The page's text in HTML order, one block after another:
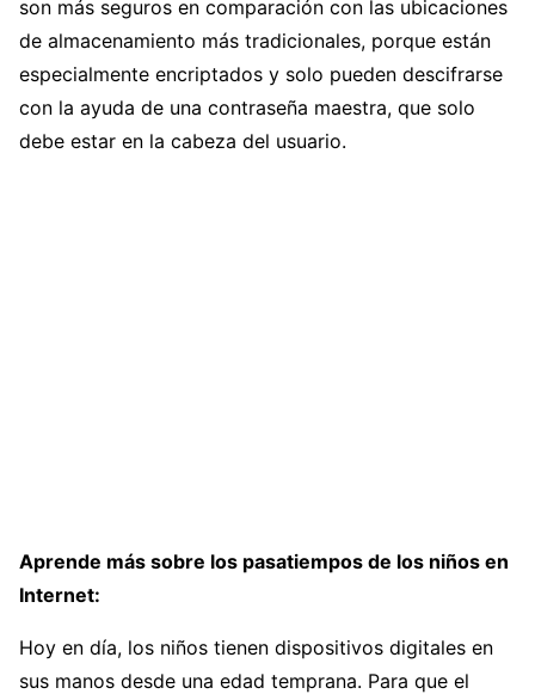
son más seguros en comparación con las ubicaciones
de almacenamiento más tradicionales, porque están
especialmente encriptados y solo pueden descifrarse
con la ayuda de una contraseña maestra, que solo
debe estar en la cabeza del usuario.
Aprende más sobre los pasatiempos de los niños en
Internet:
Hoy en día, los niños tienen dispositivos digitales en
sus manos desde una edad temprana. Para que el